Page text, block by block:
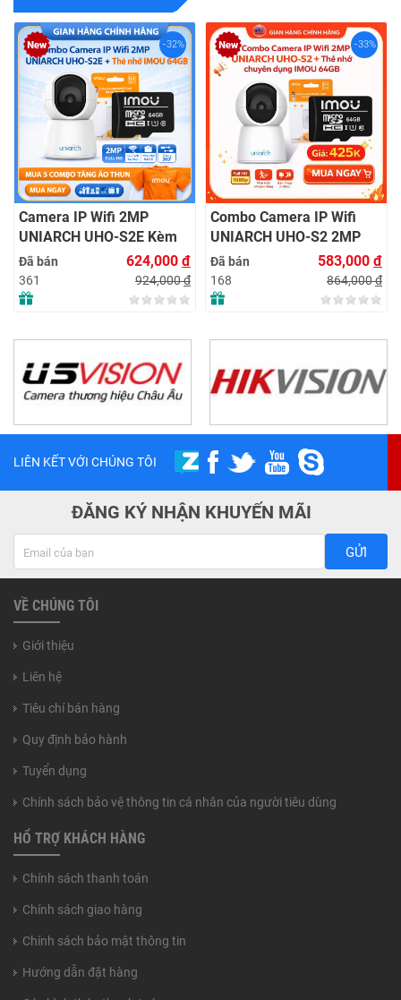
-32%
Camera IP Wifi 2MP
UNIARCH UHO-S2E Kèm
Thẻ Nhớ IMOU 64GB |
Xem Từ Xa | Dễ Lắp Đặt
Đã bán
361
624,000 đ
924,000đ
-33%
Combo Camera IP Wifi
UNIARCH UHO-S2 2MP
Kèm Thẻ Nhớ IMOU 64GB
| Phù Hợp Nhà & Cửa Hàng
Đã bán
168
583,000 đ
864,000đ
LIÊN KẾT VỚI CHÚNG TÔI
ĐĂNG KÝ NHẬN KHUYẾN MÃI
GỬI
VỀ CHÚNG TÔI
Giới thiệu
Liên hệ
Tiêu chí bán hàng
Quy định bảo hành
Tuyển dụng
Chính sách bảo vệ thông tin cá nhân của người tiêu dùng
HỔ TRỢ KHÁCH HÀNG
Chính sách thanh toán
Chính sách giao hàng
Chính sách bảo mật thông tin
Hướng dẫn đặt hàng